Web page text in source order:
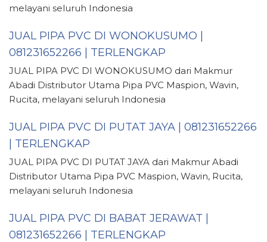
melayani seluruh Indonesia
JUAL PIPA PVC DI WONOKUSUMO |
081231652266 | TERLENGKAP
JUAL PIPA PVC DI WONOKUSUMO dari Makmur
Abadi Distributor Utama Pipa PVC Maspion, Wavin,
Rucita, melayani seluruh Indonesia
JUAL PIPA PVC DI PUTAT JAYA | 081231652266
| TERLENGKAP
JUAL PIPA PVC DI PUTAT JAYA dari Makmur Abadi
Distributor Utama Pipa PVC Maspion, Wavin, Rucita,
melayani seluruh Indonesia
JUAL PIPA PVC DI BABAT JERAWAT |
081231652266 | TERLENGKAP